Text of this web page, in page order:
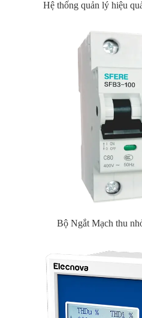
Hệ thống quản lý hiệu
Bộ Ngắt Mạch thu